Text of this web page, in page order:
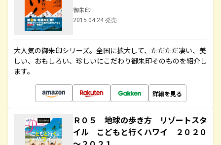
御朱印
2015.04.24 発売
大人気の御朱印シリーズ。全国に拡大して、ただただ凄い、美
しい、おもしろい、珍しいにこだわり御朱印そのものを紹介し
ます。
詳細を見る
Ｒ０５ 地球の歩き方 リゾートスタ
イル こどもと行くハワイ ２０２０